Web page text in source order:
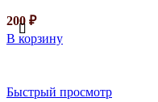
200 ₽
В корзину
Быстрый просмотр